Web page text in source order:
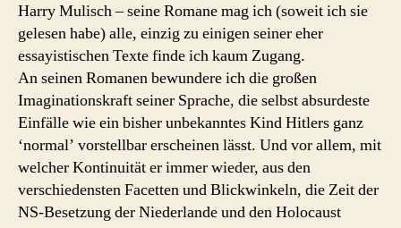
Harry Mulisch – seine Romane mag ich (soweit ich sie
gelesen habe) alle, einzig zu einigen seiner eher
essayistischen Texte finde ich kaum Zugang.
An seinen Romanen bewundere ich die großen
Imaginationskraft seiner Sprache, die selbst absurdeste
Einfälle wie ein bisher unbekanntes Kind Hitlers ganz
‘normal’ vorstellbar erscheinen lässt. Und vor allem, mit
welcher Kontinuität er immer wieder, aus den
verschiedensten Facetten und Blickwinkeln, die Zeit der
NS-Besetzung der Niederlande und den Holocaust